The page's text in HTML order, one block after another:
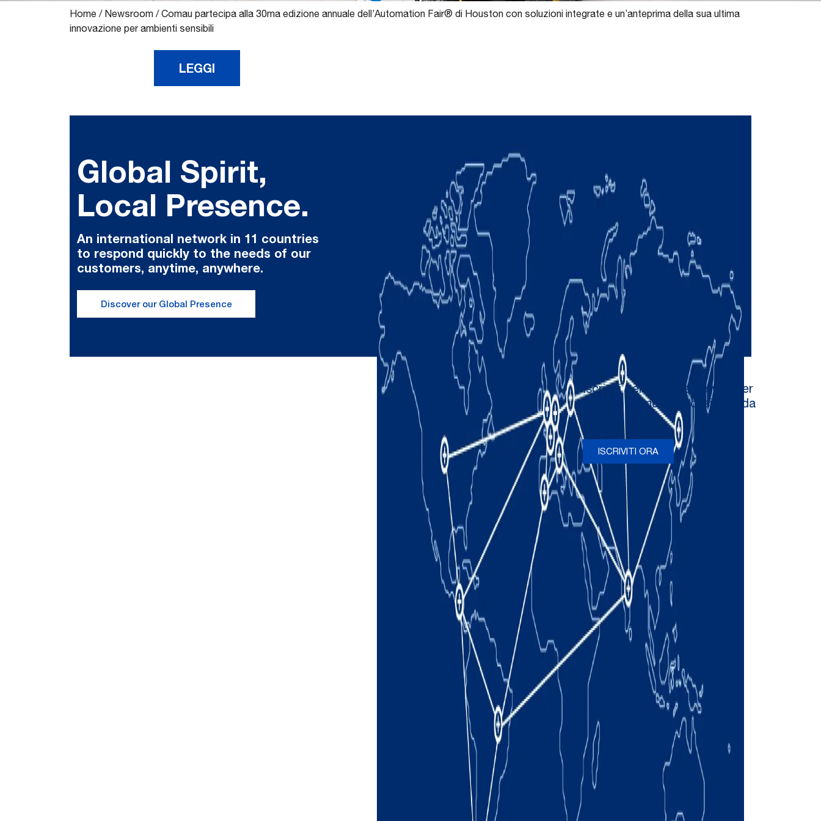
Home / Newsroom /Comau partecipa alla 30ma edizione annuale dell’Automation Fair® di Houston con soluzioni integrate e un’anteprima della sua ultima
innovazione per ambienti sensibili
LEGGI
Global Spirit,
Local Presence.
An international network in 11 countries
to respond quickly to the needs of our
customers, anytime, anywhere.
Discover our Global Presence
Iscriviti per ricevere newsletter
e aggiornamenti occasionali da
ISCRIVITI ORA